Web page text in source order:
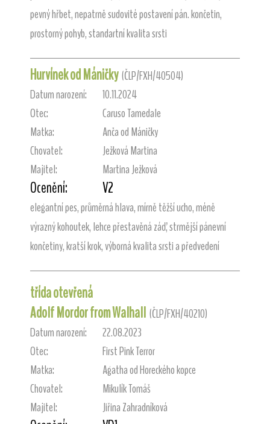
pevný hřbet, nepatrně sudovité postavení pán. končetin,
prostorný pohyb, standartní kvalita srsti
Hurvínek od Máničky (ČLP/FXH/40504)
Datum narození:
10.11.2024
Otec:
Caruso Tamedale
Matka:
Anča od Máničky
Chovatel:
Ježková Martina
Majitel:
Martina Ježková
Ocenění: V2
elegantní pes, průměrná hlava, mírně těžší ucho, méně
výrazný kohoutek, lehce přestavěná záď, strmější pánevní
končetiny, kratší krok, výborná kvalita srsti a předvedení
třída otevřená
Adolf Mordor from Walhall (ČLP/FXH/40210)
Datum narození:
22.08.2023
Otec:
First Pink Terror
Matka:
Agatha od Horeckého kopce
Chovatel:
Mikulík Tomáš
Majitel:
Jiřina Zahradníková